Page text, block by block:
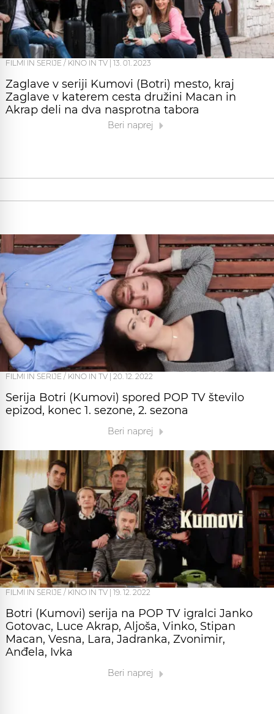
FILMI IN SERIJE / KINO IN TV 13. 01. 2023
Zaglave v seriji Kumovi (Botri) mesto, kraj
Zaglave v katerem cesta družini Macan in
Akrap deli na dva nasprotna tabora
Beri naprej
FILMI IN SERIJE / KINO IN TV | 20. 12. 2022
Serija Botri (Kumovi) spored POP TV število
epizod, konec 1. sezone, 2. sezona
Beri naprej
FILMI IN SERIJE / KINO IN TV 19. 12. 2022
Botri (Kumovi) serija na POP TV igralci Janko
Gotovac, Luce Akrap, Aljoša, Vinko, Stipan
Macan, Vesna, Lara, Jadranka, Zvonimir,
Anđela, Ivka
Beri naprej